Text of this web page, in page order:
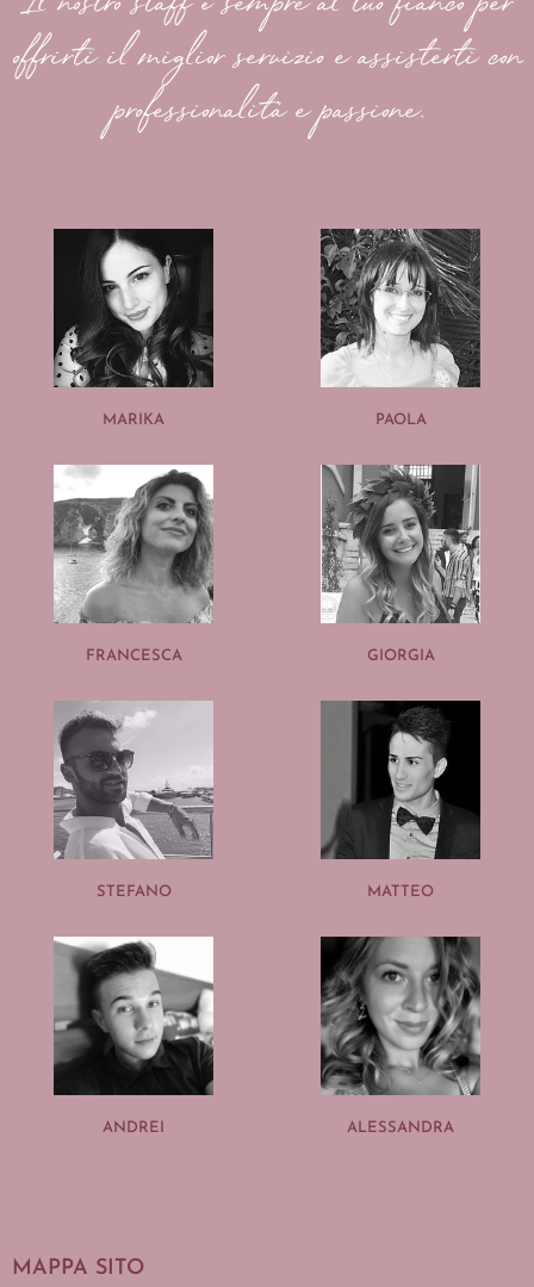
offrirti il miglior servizio e assisterti con
professionalità e passione.
MARIKA PAOLA
FRANCESCA GIORGIA
STEFANO MATTEO
ANDREI ALESSANDRA
MAPPA SITO